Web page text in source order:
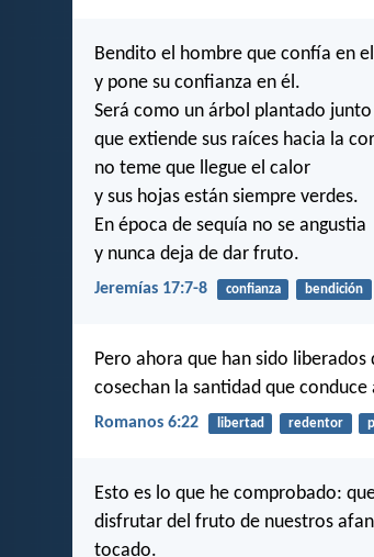
Bendito el hombre que confía en el
y pone su confianza en él.
Será como un árbol plantado junto
que extiende sus raíces hacia la
no teme que llegue el calor
y sus hojas están siempre verdes.
En época de sequía no se angustia
y nunca deja de dar fruto.
Jeremías 17:7-8 confianza bendición
Pero ahora que han sido
cosechan la santidad que
Romanos 6:22 libertad redentor
Esto es lo que he comprobado:
disfrutar del fruto de nuestros
tocado.